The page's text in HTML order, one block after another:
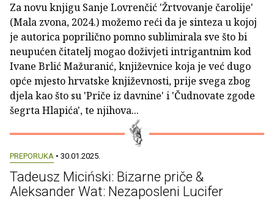
Za novu knjigu Sanje Lovrenčić 'Žrtvovanje čarolije'
(Mala zvona, 2024.) možemo reći da je sinteza u kojoj
je autorica poprilično pomno sublimirala sve što bi
neupućen čitatelj mogao doživjeti intrigantnim kod
Ivane Brlić Mažuranić, književnice koja je već dugo
opće mjesto hrvatske književnosti, prije svega zbog
djela kao što su 'Priče iz davnine' i 'Čudnovate zgode
šegrta Hlapića', te njihova...
PREPORUKA • 30.01.2025.
Tadeusz Miciński: Bizarne priče &
Aleksander Wat: Nezaposleni Lucifer